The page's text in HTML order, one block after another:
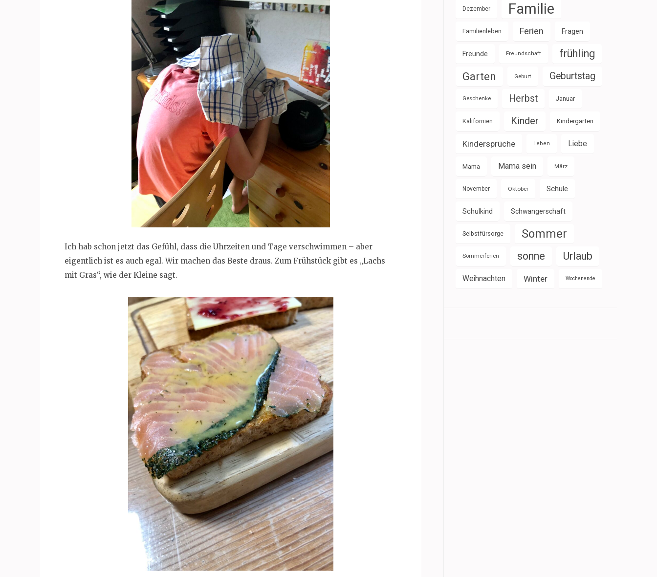
Ich hab schon jetzt das Gefühl, dass die Uhrzeiten und Tage verschwimmen – aber
eigentlich ist es auch egal. Wir machen das Beste draus. Zum Frühstück gibt es „Lachs
mit Gras“, wie der Kleine sagt.
Dezember Familie
Familienleben Ferien Fragen
Freunde Freundschaft frühling
Garten Geburt Geburtstag
Geschenke Herbst Januar
Kalifornien Kinder Kindergarten
Kindersprüche Leben Liebe
Mama Mama sein März
November Oktober Schule
Schulkind Schwangerschaft
Selbstfürsorge Sommer
Sommerferien sonne Urlaub
Weihnachten Winter Wochenende